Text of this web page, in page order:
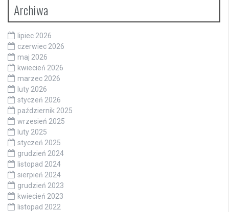
Archiwa
lipiec 2026
czerwiec 2026
maj 2026
kwiecień 2026
marzec 2026
luty 2026
styczeń 2026
październik 2025
wrzesień 2025
luty 2025
styczeń 2025
grudzień 2024
listopad 2024
sierpień 2024
grudzień 2023
kwiecień 2023
listopad 2022